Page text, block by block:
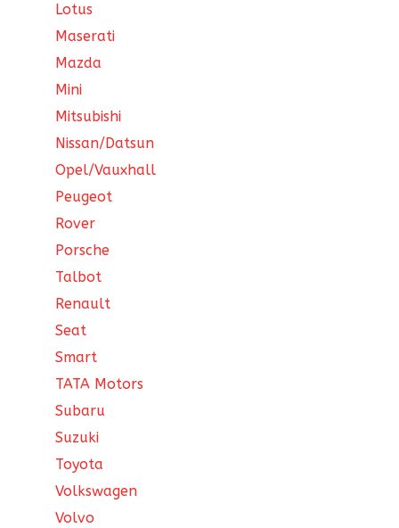
Lotus
Maserati
Mazda
Mini
Mitsubishi
Nissan/Datsun
Opel/Vauxhall
Peugeot
Rover
Porsche
Talbot
Renault
Seat
Smart
TATA Motors
Subaru
Suzuki
Toyota
Volkswagen
Volvo